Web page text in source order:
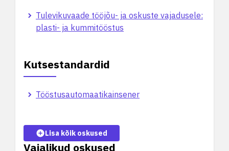
Tulevikuvaade tööjõu- ja oskuste vajadusele:
plasti- ja kummitööstus
Kutsestandardid
Tööstusautomaatikainsener
Vajalikud oskused
Lisa kõik oskused